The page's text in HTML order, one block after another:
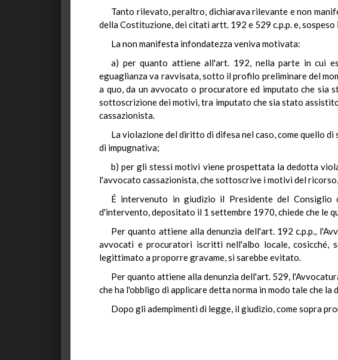
Tanto rilevato, peraltro, dichiarava rilevante e non
della Costituzione, dei citati artt. 192 e 529 c.p.p. e,
La non manifesta infondatezza veniva motivata:
a) per quanto attiene all'art. 192, nella parte in cui
eguaglianza va ravvisata, sotto il profilo preliminare del
a quo, da un avvocato o procuratore ed imputato che sia
sottoscrizione dei motivi, tra imputato che sia stato
cassazionista.
La violazione del diritto di difesa nel caso, come quello
di impugnativa;
b) per gli stessi motivi viene prospettata la dedotta
l'avvocato cassazionista, che sottoscrive i motivi del
É intervenuto in giudizio il Presidente del
d'intervento, depositato il 1 settembre 1970, chiede che le
Per quanto attiene alla denunzia dell'art. 192 c.p.p.,
avvocati e procuratori iscritti nell'albo locale, cosicché,
legittimato a proporre gravame, si sarebbe evitato.
Per quanto attiene alla denunzia dell'art. 529,
che ha l'obbligo di applicare detta norma in modo tale che
Dopo gli adempimenti di legge, il giudizio, come sopra